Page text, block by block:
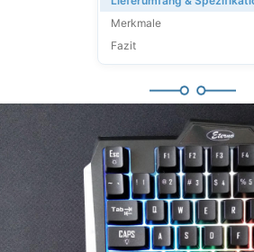
Merkmale
Fazit